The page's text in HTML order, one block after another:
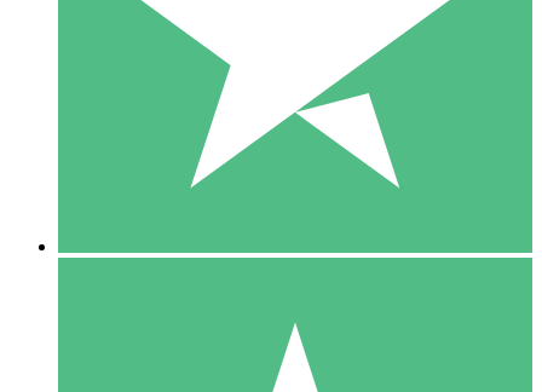
1000
10 Downloads
20 00